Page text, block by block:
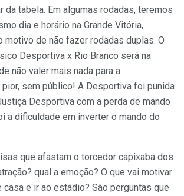
da tabela. Em algumas rodadas, teremos
dia e horário na Grande Vitória,
motivo de não fazer rodadas duplas. O
Desportiva x Rio Branco será na
não valer mais nada para a
sem público! A Desportiva foi punida
Desportiva com a perda de mando
a dificuldade em inverter o mando do
que afastam o torcedor capixaba dos
qual a emoção? O que vai motivar
e ir ao estádio? São perguntas que